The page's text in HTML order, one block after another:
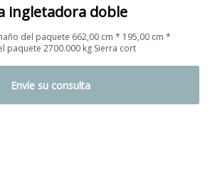
ingletadora doble
del paquete 662,00 cm * 195,00 cm *
paquete 2700.000 kg Sierra cort
Envíe su consulta